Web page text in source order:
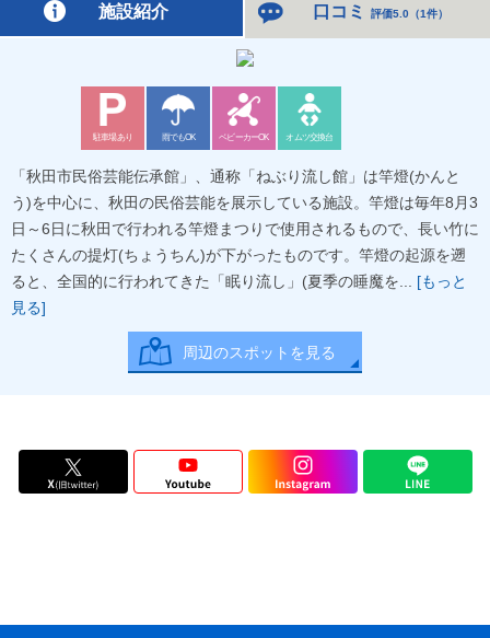
施設紹介 口コミ 評価5.0 （1件）
駐車場あり 雨でもOK ベビーカーOK オムツ交換台
「秋田市民俗芸能伝承館」、通称「ねぶり流し館」は竿燈(かんと
う)を中心に、秋田の民俗芸能を展示している施設。竿燈は毎年8月3
日～6日に秋田で行われる竿燈まつりで使用されるもので、長い竹に
たくさんの提灯(ちょうちん)が下がったものです。竿燈の起源を遡
ると、全国的に行われてきた「眠り流し」(夏季の睡魔を... [もっと
見る]
周辺のスポットを見る